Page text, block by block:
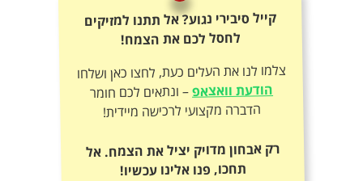
קייל סיבירי נגוע? אל תתנו למזיקים
לחסל לכם את הצמח!
צלמו לנו את העלים כעת, לחצו כאן ושלחו
הודעת וואצאפ– ונתאים לכם חומר
הדברה מקצועי לרכישה מיידית!
רק אבחון מדויק יציל את הצמח. אל
תחכו, פנו אלינו עכשיו!